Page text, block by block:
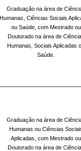
Graduação na área de
Humanas, Ciências Sociais
ou Saúde, com Mestrado ou
Doutorado na área de
Humanas, Sociais Aplicadas
Saúde
Graduação na área de
Humanas ou Ciências
Aplicadas, com Mestrado ou
Doutorado na área de